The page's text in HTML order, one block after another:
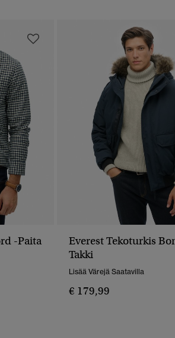
-paita
Everest Tekoturkis
Takki
Lisää Värejä Saatavilla
€ 179,99